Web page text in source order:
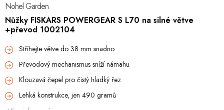
World Cleanup Day
Akční ceny
Nohel Garden
Nůžky FISKARS POWERGEAR S L70 na silné větve
+převod 1002104
Stříhejte větve do 38 mm snadno
Převodový mechanismus sníží námahu
Klouzavá čepel pro čistý hladký řez
Lehká konstrukce, jen 490 gramů